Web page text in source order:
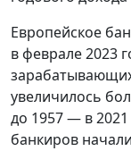
Европейское
в феврале 2023
увеличилось
до 1957 — в
банкиров